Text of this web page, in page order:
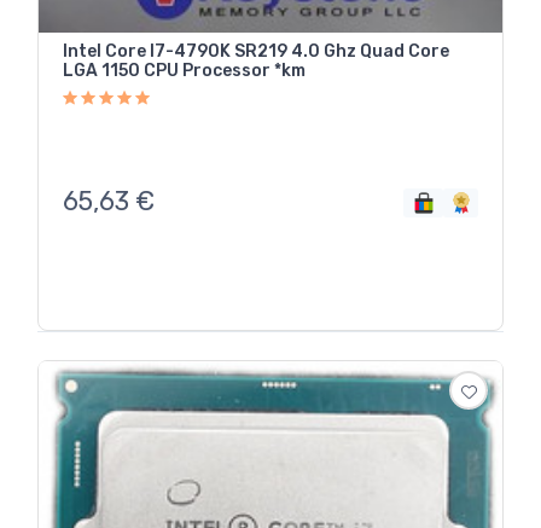
Intel Core I7-4790K SR219 4.0 Ghz Quad Core
LGA 1150 CPU Processor *km
65,63 €